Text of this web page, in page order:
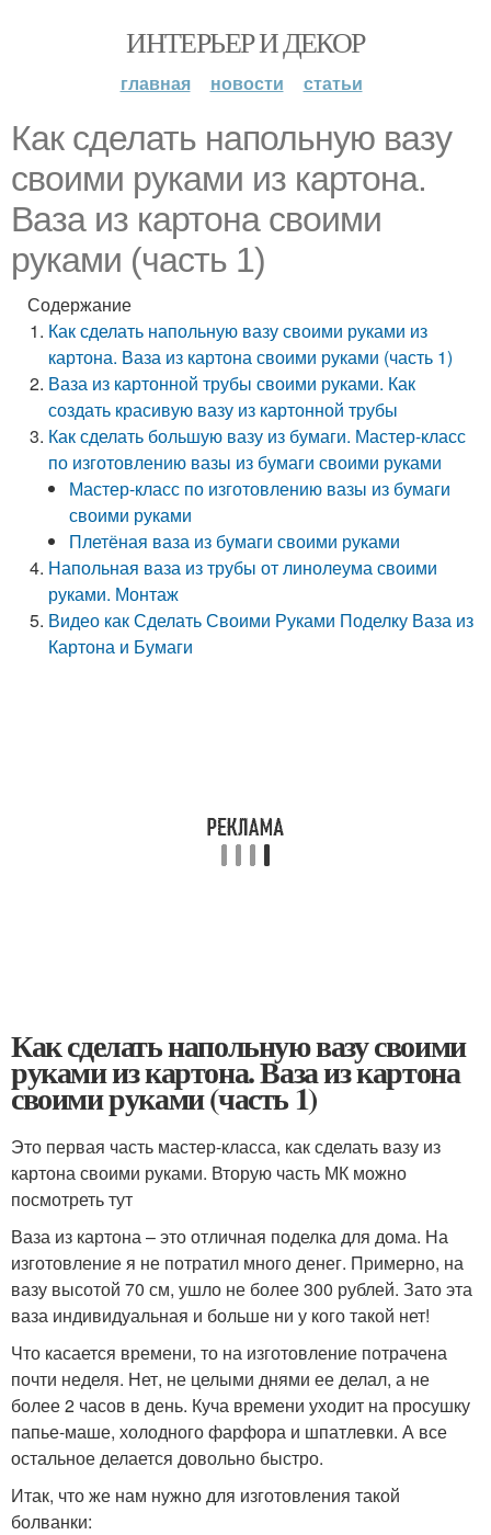
ИНТЕРЬЕР И ДЕКОР
главная новости статьи
Как сделать напольную вазу
своими руками из картона.
Ваза из картона своими
руками (часть 1)
Содержание
Как сделать напольную вазу своими руками из
картона. Ваза из картона своими руками (часть 1)
Ваза из картонной трубы своими руками. Как
создать красивую вазу из картонной трубы
Как сделать большую вазу из бумаги. Мастер-класс
по изготовлению вазы из бумаги своими руками
Мастер-класс по изготовлению вазы из бумаги
своими руками
Плетёная ваза из бумаги своими руками
Напольная ваза из трубы от линолеума своими
руками. Монтаж
Видео как Сделать Своими Руками Поделку Ваза из
Картона и Бумаги
Как сделать напольную вазу своими
руками из картона. Ваза из картона
своими руками (часть 1)
Это первая часть мастер-класса, как сделать вазу из
картона своими руками. Вторую часть МК можно
посмотреть тут
Ваза из картона – это отличная поделка для дома. На
изготовление я не потратил много денег. Примерно, на
вазу высотой 70 см, ушло не более 300 рублей. Зато эта
ваза индивидуальная и больше ни у кого такой нет!
Что касается времени, то на изготовление потрачена
почти неделя. Нет, не целыми днями ее делал, а не
более 2 часов в день. Куча времени уходит на просушку
папье-маше, холодного фарфора и шпатлевки. А все
остальное делается довольно быстро.
Итак, что же нам нужно для изготовления такой
болванки: